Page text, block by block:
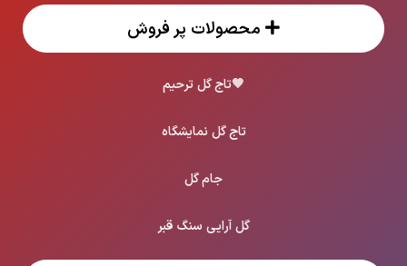
محصولات پر فروش
🖤تاج گل ترحیم
تاج گل نمایشگاه
جام گل
گل آرایی سنگ قبر